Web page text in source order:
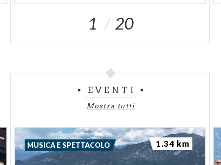
1 20
EVENTI
Mostra tutti
MUSICA E SPETTACOLO 1.34 km